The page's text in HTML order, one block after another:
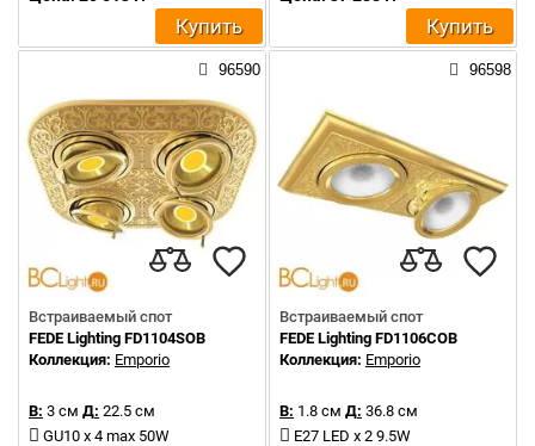
Купить Купить
96590
Встраиваемый спот
FEDE Lighting FD1104SOB
Коллекция: Emporio
В: 3 см Д: 22.5 см
GU10 x 4 max 50W
96598
Встраиваемый спот
FEDE Lighting FD1106COB
Коллекция: Emporio
В: 1.8 см Д: 36.8 см
E27 LED x 2 9.5W